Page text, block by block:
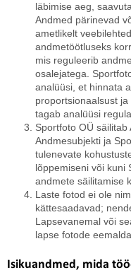
läbimise aeg,
Andmed pärinevad
ametlikelt
andmetöötluseks
mis reguleerib
osalejatega.
analüüsi, et hinnata
proportsionaalsust
tagab analüüsi
Sportfoto OÜ
Andmesubjekti ja
tulenevate
lõppemiseni või kuni
andmete säilitamise
Laste fotod ei ole
kättesaadavad;
Lapsevanemal või
lapse fotode
Isikuandmed, mida